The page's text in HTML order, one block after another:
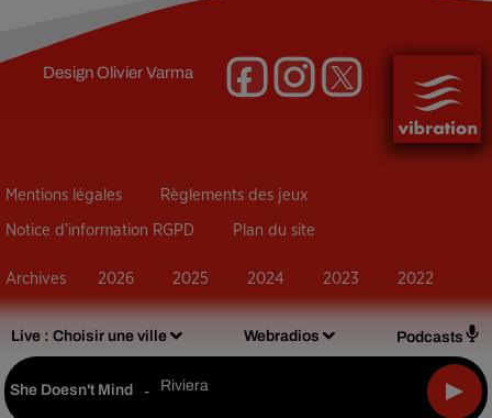
Live : Choisir une ville Webradios Podcasts
She Doesn't Mind - Riviera
DesignOlivier Varma
Mentions légales Règlements des jeux
Notice d’information RGPD Plan du site
Archives 2026 2025 2024 2023 2022